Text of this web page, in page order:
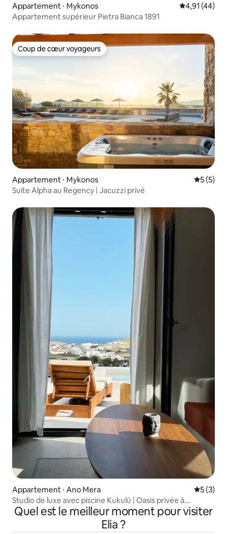
Appartement ⋅ Mykonos Évaluation
4,91 (44)
Appartement supérieur Pietra Bianca 1891
Coup de cœur voyageurs
Coup de cœur voyageurs
Appartement ⋅ Mykonos
5 (5)
Suite Alpha au Regency | Jacuzzi privé
Appartement ⋅ Ano Mera
5 (3)
Studio de luxe avec piscine Kukulú | Oasis privée à
Mykonos
Quel est le meilleur moment pour visiter
Elia ?